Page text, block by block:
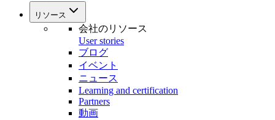
リソース
会社のリソース
User stories
ブログ
イベント
ニュース
Learning and certification
Partners
動画